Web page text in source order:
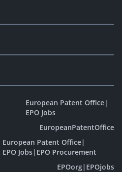
European Patent Office|
EPO Jobs
EuropeanPatentOffice
European Patent Office|
EPO Jobs| EPO Procurement
EPOorg| EPOjobs